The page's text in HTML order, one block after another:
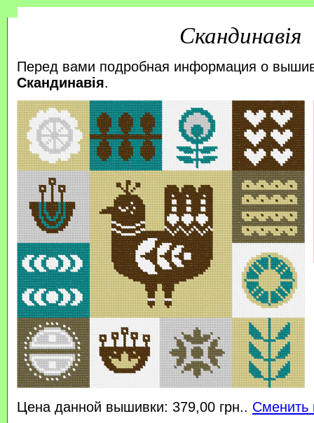
Скандинавія
Перед вами подробная информация о
Скандинавія.
Цена данной вышивки: 379,00 грн.. Сменить